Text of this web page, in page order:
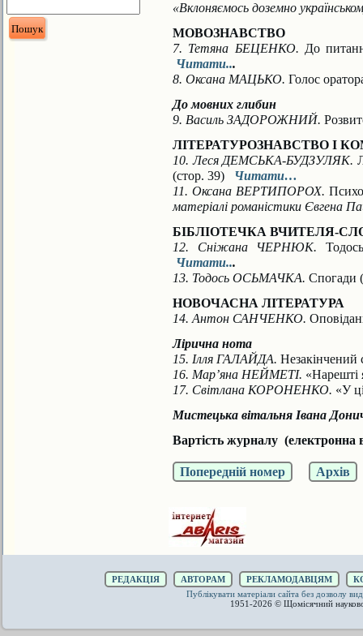
«Вклоняємось доземно
МОВОЗНАВСТВО
7. Тетяна БЕЦЕНКО. До
Читати...
8. Оксана МАЦЬКО. Голос
До мовних глибин
9. Василь ЗАДОРОЖНИЙ.
ЛІТЕРАТУРОЗНАВСТВО І
10. Леся ДЕМСЬКА-БУДЗУЛЯК.
(стор. 39) Читати…
11. Оксана ВЕРТИПОРОХ.
матеріалі романістики Євгена
БІБЛІОТЕЧКА ВЧИТЕЛЯ-
12. Сніжана ЧЕРНЮК.
Читати...
13. Тодось ОСЬМАЧКА. Спогади
НОВОЧАСНА ЛІТЕРАТУРА
14. Антон САНЧЕНКО.
Лірична нота
15. Ілля ГАЛАЙДА. Незакінчений
16. Мар’яна НЕЙМЕТІ. «Нарешті
17. Світлана КОРОНЕНКО. «У
Мистецька вітальня Івана
Вартість журналу (електронна
Попередній номер Архів
РЕДАКЦІЯ АВТОРАМ РЕКЛАМОДАВЦЯМ
Публікувати матеріали сайта без дозволу
1951-2026 © Щомісячний